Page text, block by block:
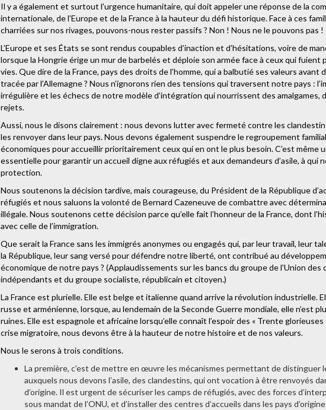
Il y a également et surtout l’urgence humanitaire, qui doit appeler une réponse de la
internationale, de l’Europe et de la France à la hauteur du défi historique. Face à ces
charriées sur nos rivages, pouvons-nous rester passifs ? Non ! Nous ne le pouvons pas !
L’Europe et ses États se sont rendus coupables d’inaction et d’hésitations, voire de
lorsque la Hongrie érige un mur de barbelés et déploie son armée face à ceux qui fuient
vies. Que dire de la France, pays des droits de l’homme, qui a balbutié ses valeurs avant
tracée par l’Allemagne ? Nous n’ignorons rien des tensions qui traversent notre pays :
irrégulière et les échecs de notre modèle d’intégration qui nourrissent des amalgames,
rejets.
Aussi, nous le disons clairement : nous devons lutter avec fermeté contre les
les renvoyer dans leur pays. Nous devons également suspendre le regroupement
économiques pour accueillir prioritairement ceux qui en ont le plus besoin. C’est même
essentielle pour garantir un accueil digne aux réfugiés et aux demandeurs d’asile, à qui
protection.
Nous soutenons la décision tardive, mais courageuse, du Président de la République
réfugiés et nous saluons la volonté de Bernard Cazeneuve de combattre avec
illégale. Nous soutenons cette décision parce qu’elle fait l’honneur de la France, dont
avec celle de l’immigration.
Que serait la France sans les immigrés anonymes ou engagés qui, par leur travail, leur
la République, leur sang versé pour défendre notre liberté, ont contribué au
économique de notre pays ? (Applaudissements sur les bancs du groupe de l’Union des
indépendants et du groupe socialiste, républicain et citoyen.)
La France est plurielle. Elle est belge et italienne quand arrive la révolution industrielle.
russe et arménienne, lorsque, au lendemain de la Seconde Guerre mondiale, elle n’est
ruines. Elle est espagnole et africaine lorsqu’elle connaît l’espoir des « Trente glorieuses
crise migratoire, nous devons être à la hauteur de notre histoire et de nos valeurs.
Nous le serons à trois conditions.
La première, c’est de mettre en œuvre les mécanismes permettant de distinguer
auxquels nous devons l’asile, des clandestins, qui ont vocation à être renvoyés
d’origine. Il est urgent de sécuriser les camps de réfugiés, avec des forces
sous mandat de l’ONU, et d’installer des centres d’accueils dans les pays